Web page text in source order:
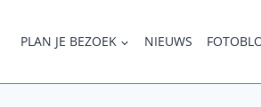
PLAN JE BEZOEK NIEUWS